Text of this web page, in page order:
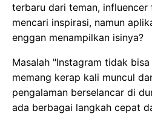
terbaru dari teman,
mencari inspirasi, namun
enggan menampilkan isinya?
Masalah "Instagram tidak
memang kerap kali muncul
pengalaman berselancar di
ada berbagai langkah cepat